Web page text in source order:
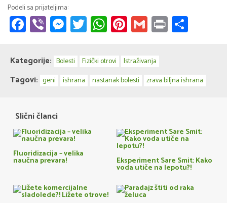
Facebook
ViberMessenger
Twitter
WhatsApp
Pinterest
Gmail
Print
Kategorije: Bolesti Fizički otrovi Istraživanja
Tagovi: geni ishrana nastanak bolesti zrava biljna ishrana
Slični članci
Fluoridizacija – velika
naučna prevara! Eksperiment Sare Smit: Kako
voda utiče na lepotu?!